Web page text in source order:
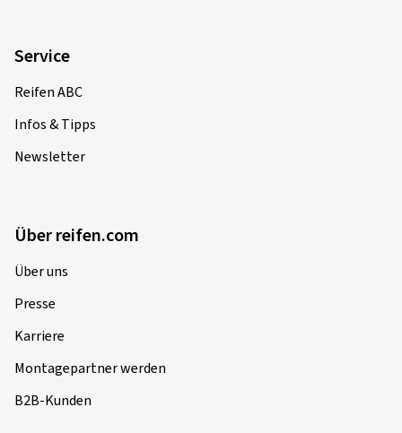
Service
Reifen ABC
Infos & Tipps
Newsletter
Über reifen.com
Über uns
Presse
Karriere
Montagepartner werden
B2B-Kunden